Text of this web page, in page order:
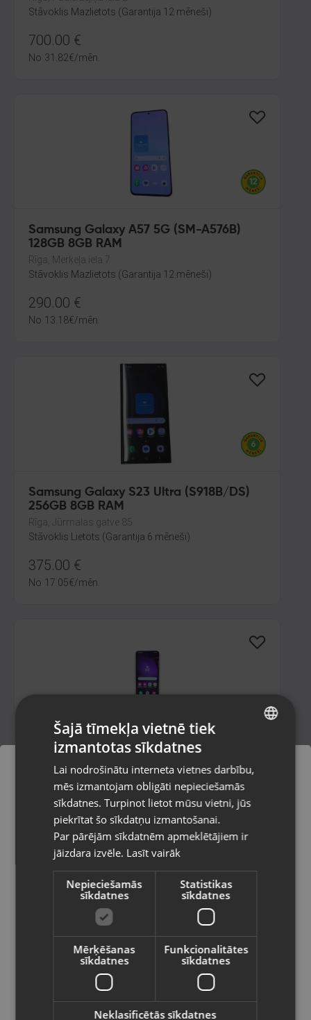
Stāvoklis Mazlietots (Garantija 12 mēneši)
700.00 €
No 31.82€/mēn.
Samsung Galaxy A57 5G (SM-A576B)
128GB 8GB RAM
Rīga, Merķeļa iela 7
Stāvoklis Mazlietots (Garantija 12 mēneši)
290.00 €
No 13.18€/mēn.
Samsung Galaxy S23 Ultra (S918B/DS)
256GB 8GB RAM
Rīga, Jūrmalas gatve 85
Stāvoklis Lietots (Garantija 6 mēneši)
375.00 €
No 17.05€/mēn.
Samsung Galaxy S23+ (S916B/DS)
256GB
Rīga, A.Deglava iela 67
Stāvoklis Lietots (Garantija 6 mēneši)
360.00€
€ /mēn.
Samsung Galaxy A35 5G (SM-
Pasūtījumi tiks piegādāti uz
izvēlēto valsti
Vietnes saturs būs attēlots izvēlētajā
valodā
Valsts
Latviešu / Latvian
RUSSIAN
Šajā tīmekļa vietnē tiek
izmantotas sīkdatnes
Lai nodrošinātu interneta vietnes darbību,
mēs izmantojam obligāti nepieciešamās
sīkdatnes. Turpinot lietot mūsu vietni, jūs
piekrītat šo sīkdatņu izmantošanai.
Par pārējām sīkdatnēm apmeklētājiem ir
jāizdara izvēle. Lasīt vairāk
Nepieciešamās
sīkdatnes
Statistikas
sīkdatnes
Mērķēšanas
sīkdatnes
Funkcionalitātes
sīkdatnes
Neklasificētās sīkdatnes